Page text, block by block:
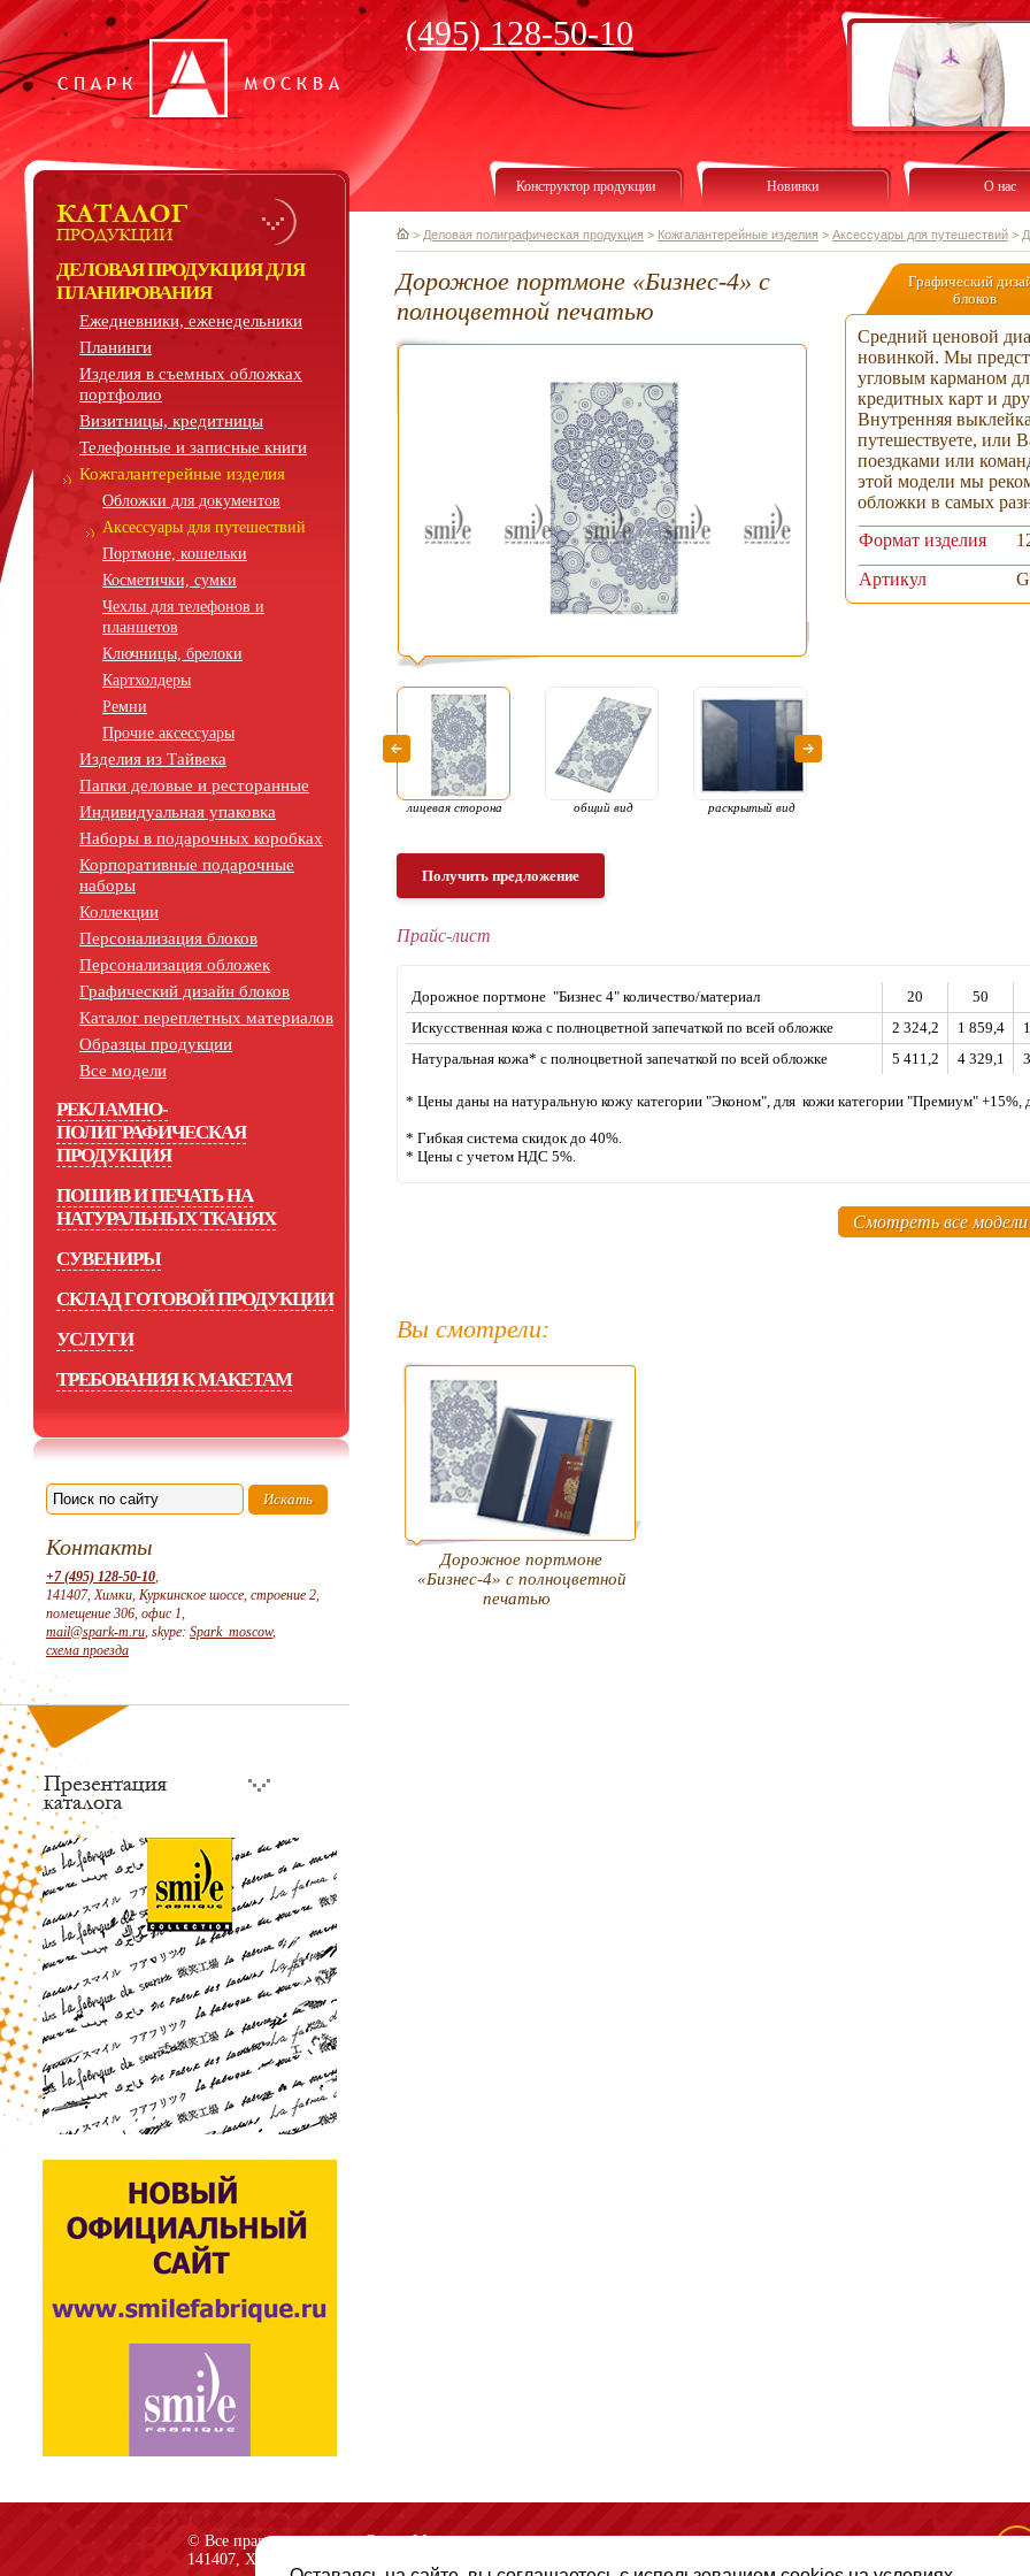
(495) 128-50-10
ДЕЛОВАЯ ПРОДУКЦИЯ ДЛЯ
ПЛАНИРОВАНИЯ
Ежедневники, еженедельники
Планинги
Изделия в съемных обложках
портфолио
Визитницы, кредитницы
Телефонные и записные книги
Кожгалантерейные изделия
Обложки для документов
Аксессуары для путешествий
Портмоне, кошельки
Косметички, сумки
Чехлы для телефонов и
планшетов
Ключницы, брелоки
Картхолдеры
Ремни
Прочие аксессуары
Изделия из Тайвека
Папки деловые и ресторанные
Индивидуальная упаковка
Наборы в подарочных коробках
Корпоративные подарочные
наборы
Коллекции
Персонализация блоков
Персонализация обложек
Графический дизайн блоков
Каталог переплетных материалов
Образцы продукции
Все модели
РЕКЛАМНО-
ПОЛИГРАФИЧЕСКАЯ
ПРОДУКЦИЯ
ПОШИВ И ПЕЧАТЬ НА
НАТУРАЛЬНЫХ ТКАНЯХ
СУВЕНИРЫ
СКЛАД ГОТОВОЙ ПРОДУКЦИИ
УСЛУГИ
ТРЕБОВАНИЯ К МАКЕТАМ
Контакты
+7 (495) 128-50-10,
141407, Химки, Куркинское шоссе, строение 2,
помещение 306, офис 1,
mail@spark-m.ru, skype: Spark_moscow,
схема проезда
Конструктор продукции Новинки О нас
> Деловая полиграфическая продукция > Кожгалантерейные изделия > Аксессуары для путешествий >
Дорожное портмоне «Бизнес-4» с
полноцветной печатью
лицевая сторона общий вид раскрытый вид
Получить предложение
Графический
блоков
Средний ценовой
новинкой. Мы
угловым карманом
кредитных карт и
Внутренняя
путешествуете, или
поездками или
этой модели мы
обложки в самых
Формат изделия
Артикул
Прайс-лист
Дорожное портмоне "Бизнес 4" количество/материал 20
50
Искусственная кожа с полноцветной запечаткой по всей обложке
2 324,2 1 859,4
Натуральная кожа* с полноцветной запечаткой по всей обложке
5 411,2 4 329,1
* Цены даны на натуральную кожу категории "Эконом", для кожи категории "Премиум"
* Гибкая система скидок до 40%.
* Цены с учетом НДС 5%.
Смотреть все модели
Вы смотрели:
Дорожное портмоне
«Бизнес-4» с полноцветной
печатью
© Все права защищены «Спарк-M»
141407, Химки, Куркинское шоссе, строение 2, помещение 306, офис 1